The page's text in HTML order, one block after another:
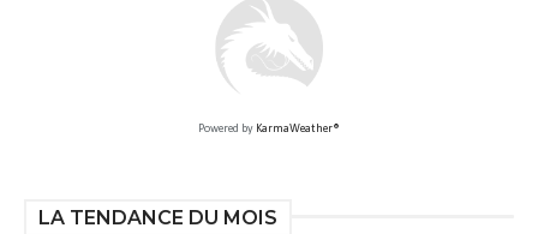
Powered by KarmaWeather®
LA TENDANCE DU MOIS